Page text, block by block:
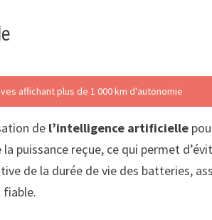
affichant plus de 1 000 km d'autonomie
de l’intelligence artificielle
reçue, ce qui permet
de la durée de vie des batteries,
fiable.